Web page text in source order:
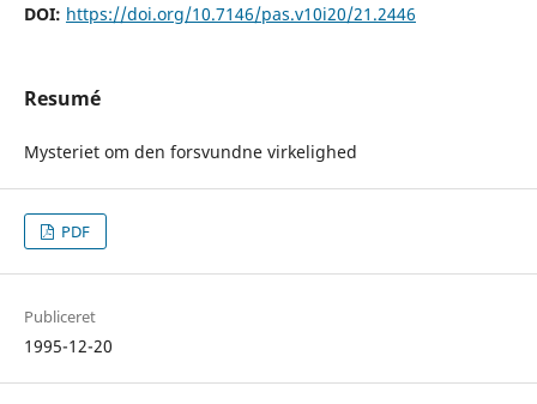
DOI: https://doi.org/10.7146/pas.v10i20/21.2446
Resumé
Mysteriet om den forsvundne virkelighed
PDF
Publiceret
1995-12-20